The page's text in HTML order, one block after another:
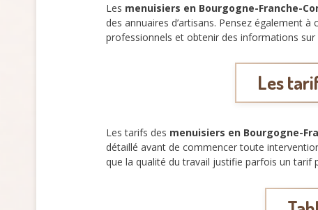
Les menuisiers en Bourgogne-Franche-
des annuaires d’artisans. Pensez également
professionnels et obtenir des informations sur
Les
Les tarifs des menuisiers en Bourgogne-
détaillé avant de commencer toute
que la qualité du travail justifie parfois un tarif